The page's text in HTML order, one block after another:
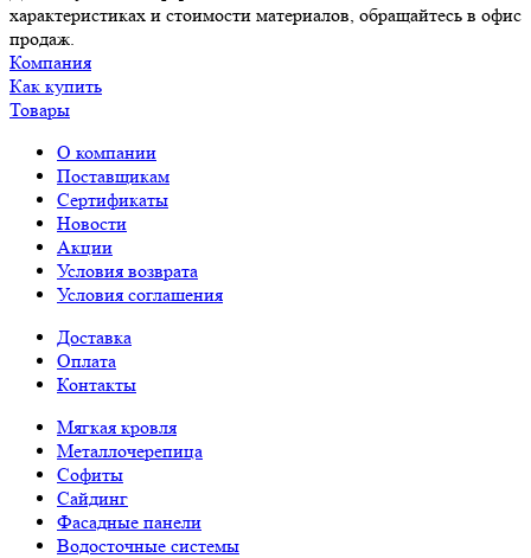
характеристиках и стоимости материалов, обращайтесь в офис
продаж.
Компания
Как купить
Товары
О компании
Поставщикам
Сертификаты
Новости
Акции
Условия возврата
Условия соглашения
Доставка
Оплата
Контакты
Мягкая кровля
Металлочерепица
Софиты
Сайдинг
Фасадные панели
Водосточные системы